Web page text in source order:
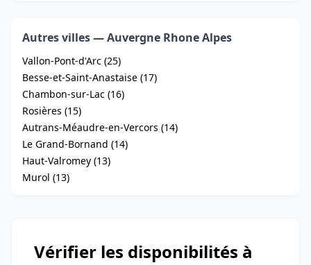
Autres villes — Auvergne Rhone Alpes
Vallon-Pont-d'Arc (25)
Besse-et-Saint-Anastaise (17)
Chambon-sur-Lac (16)
Rosières (15)
Autrans-Méaudre-en-Vercors (14)
Le Grand-Bornand (14)
Haut-Valromey (13)
Murol (13)
Vérifier les disponibilités à